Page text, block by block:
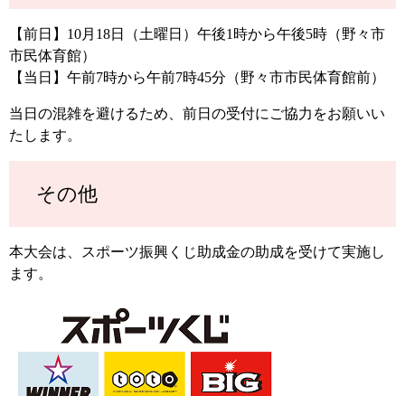
【前日】10月18日（土曜日）午後1時から午後5時（野々市
市民体育館）
【当日】午前7時から午前7時45分（野々市市民体育館前）
当日の混雑を避けるため、前日の受付にご協力をお願いい
たします。
その他
本大会は、スポーツ振興くじ助成金の助成を受けて実施し
ます。